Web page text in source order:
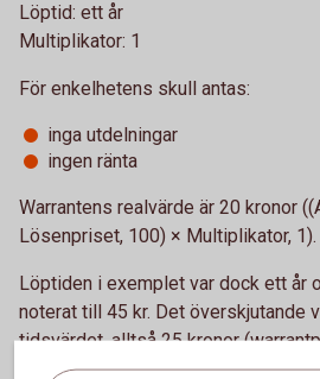
Löptid: ett år
Multiplikator: 1
För enkelhetens skull antas:
inga utdelningar
ingen ränta
Warrantens realvärde är 20 kronor
Lösenpriset, 100) × Multiplikator, 1).
Löptiden i exemplet var dock ett år
noterat till 45 kr. Det överskjutande
tidsvärdet, alltså 25 kronor
20 kr).